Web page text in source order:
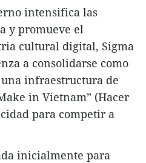
intensifica las
y promueve el
cultural digital, Sigma
a consolidarse como
infraestructura de
in Vietnam” (Hacer
para competir a
inicialmente para